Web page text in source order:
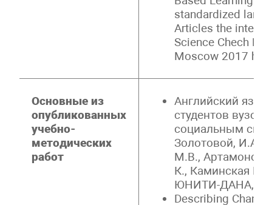
standardized
Articles the
Science Chech
Moscow 2017
Основные из
опубликованных
учебно-
методических
работ
Английский язык
студентов
социальным
Золотовой, И.А
М.В.,
К., Каминская Н.
ЮНИТИ-ДАНА,
Describing